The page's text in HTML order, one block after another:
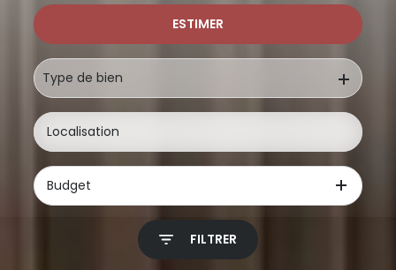
De l'immo pro
ESTIMER
Type de bien
Budget
FILTRER